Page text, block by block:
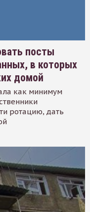
посты
в которых
домой
как минимум
ротацию, дать